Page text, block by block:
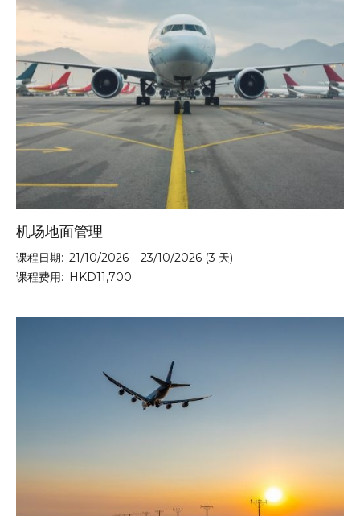
机场地面管理
课程日期: 21/10/2026 – 23/10/2026 (3 天)
课程费用: HKD11,700